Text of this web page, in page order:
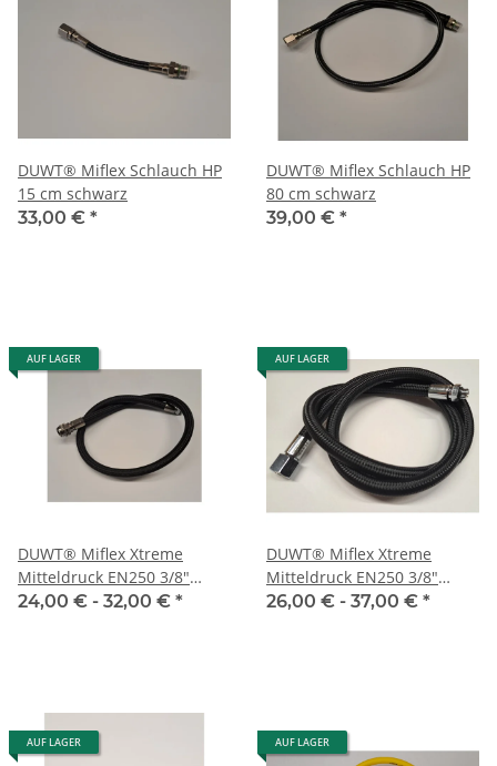
DUWT® Miflex Schlauch HP
15 cm schwarz
33,00 € *
DUWT® Miflex Schlauch HP
80 cm schwarz
39,00 € *
AUF LAGER
DUWT® Miflex Xtreme
Mitteldruck EN250 3/8"
Inflatorschlauch schwarz
24,00 € - 32,00 € *
AUF LAGER
DUWT® Miflex Xtreme
Mitteldruck EN250 3/8"
Reglerschlauch schwarz
26,00 € - 37,00 € *
AUF LAGER AUF LAGER